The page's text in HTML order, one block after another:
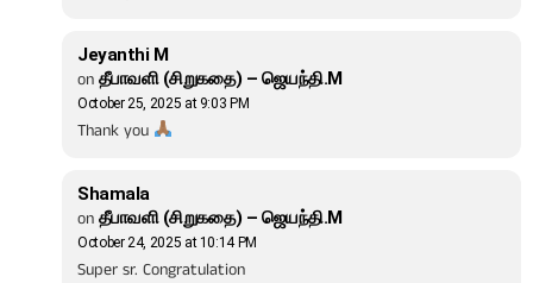
Jeyanthi M
on தீபாவளி (சிறுகதை) – ஜெயந்தி.M
October 25, 2025 at 9:03 PM
Thank you
Shamala
on தீபாவளி (சிறுகதை) – ஜெயந்தி.M
October 24, 2025 at 10:14 PM
Super sr. Congratulation